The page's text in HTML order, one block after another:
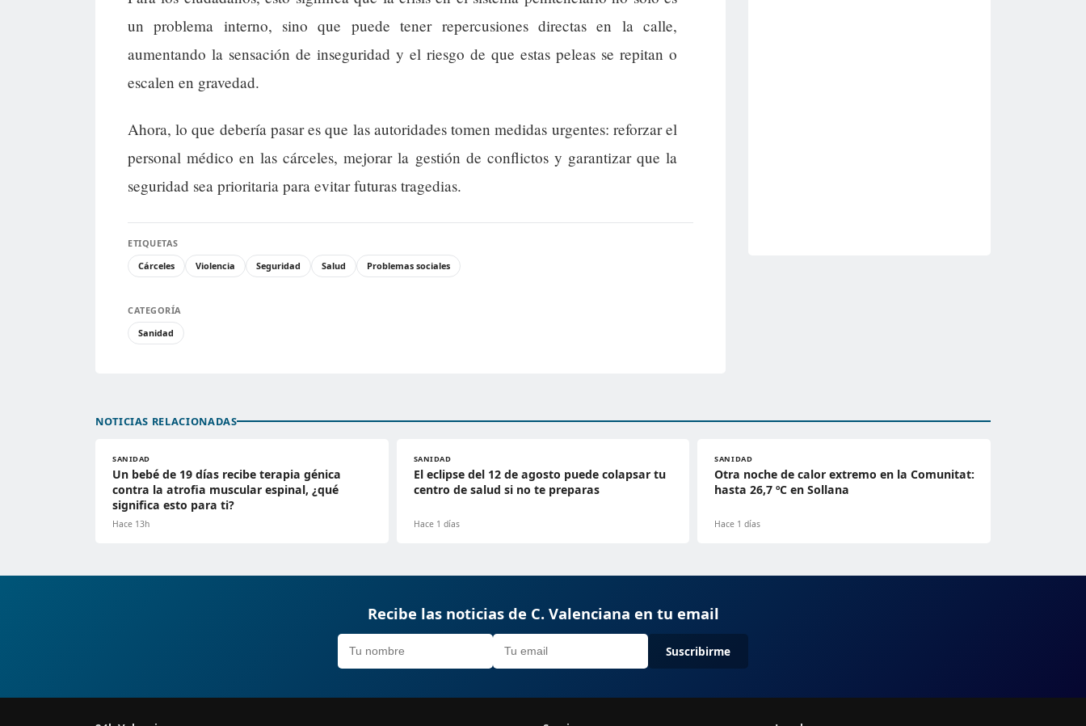
un problema interno, sino que puede tener repercusiones directas en la calle,
aumentando la sensación de inseguridad y el riesgo de que estas peleas se repitan o
escalen en gravedad.
Ahora, lo que debería pasar es que las autoridades tomen medidas urgentes: reforzar el
personal médico en las cárceles, mejorar la gestión de conflictos y garantizar que la
seguridad sea prioritaria para evitar futuras tragedias.
ETIQUETAS
Cárceles
Violencia Seguridad Salud Problemas sociales
CATEGORÍA
Sanidad
NOTICIAS RELACIONADAS
SANIDAD
Un bebé de 19 días recibe terapia génica
contra la atrofia muscular espinal, ¿qué
significa esto para ti?
Hace 13h
SANIDAD
El eclipse del 12 de agosto puede colapsar tu
centro de salud si no te preparas
Hace 1 días
SANIDAD
Otra noche de calor extremo en la Comunitat:
hasta 26,7 ºC en Sollana
Hace 1 días
Recibe las noticias de C. Valenciana en tu email
Suscribirme